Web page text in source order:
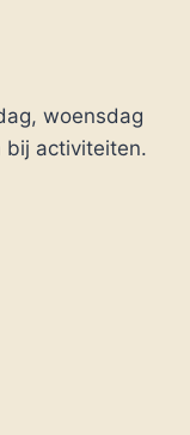
woensdag
bij activiteiten.